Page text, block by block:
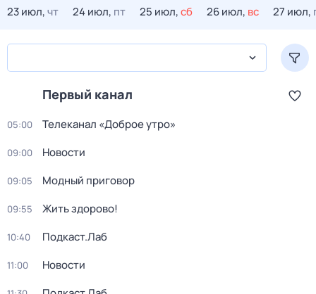
23 июл,чт 24 июл, пт 25 июл,сб 26 июл, вс 27 июл,
Первый канал
05:00 Телеканал «Доброе утро»
09:00 Новости
09:05 Модный приговор
09:55 Жить здорово!
10:40 Подкаст.Лаб
11:00 Новости